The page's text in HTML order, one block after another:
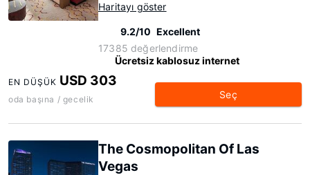
Haritayı göster
9.2/10 Excellent
17385 değerlendirme
Ücretsiz kablosuz internet
EN DÜŞÜK USD 303
oda başına / gecelik Seç
The Cosmopolitan Of Las
Vegas